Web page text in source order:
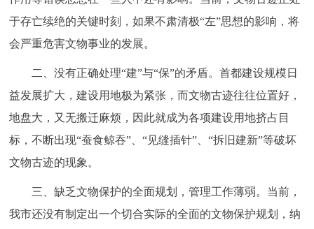
于存亡续绝的关键时刻，如果不肃清极“左”思想的影响，将
会严重危害文物事业的发展。
二、没有正确处理“建”与“保”的矛盾。首都建设规模日
益发展扩大，建设用地极为紧张，而文物古迹往往位置好，
地盘大，又无搬迁麻烦，因此就成为各项建设用地挤占目
标，不断出现“蚕食鲸吞”、“见缝插针”、“拆旧建新”等破坏
文物古迹的现象。
三、缺乏文物保护的全面规划，管理工作薄弱。当前，
我市还没有制定出一个切合实际的全面的文物保护规划，纳